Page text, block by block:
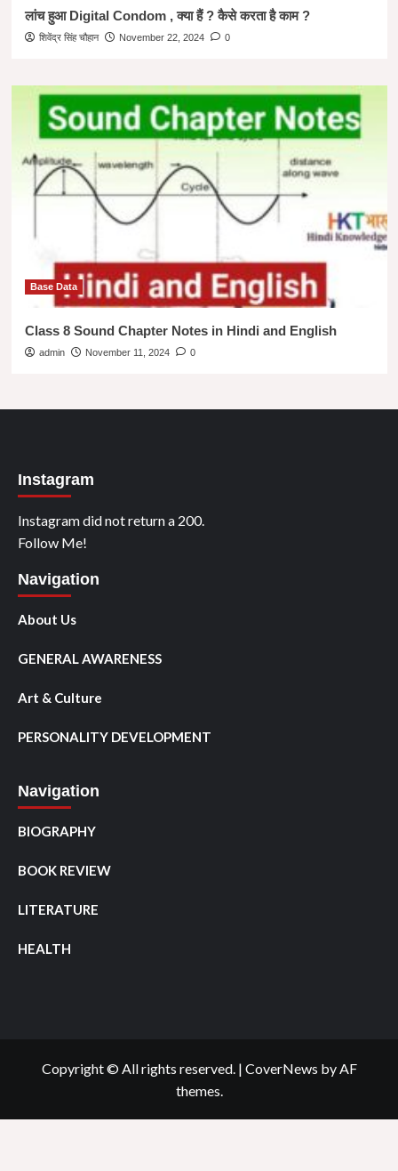
लांच हुआ Digital Condom , क्या हैं ? कैसे करता है काम ?
शिवेंद्र सिंह चौहान November 22, 2024 0
Base Data
Class 8 Sound Chapter Notes in Hindi and English
admin November 11, 2024 0
Instagram
Instagram did not return a 200.
Follow Me!
Navigation
About Us
GENERAL AWARENESS
Art & Culture
PERSONALITY DEVELOPMENT
Navigation
BIOGRAPHY
BOOK REVIEW
LITERATURE
HEALTH
Copyright © All rights reserved. | CoverNews by AF
themes.